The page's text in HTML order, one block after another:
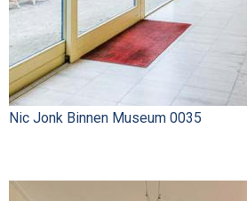
Nic Jonk Binnen Museum 0035